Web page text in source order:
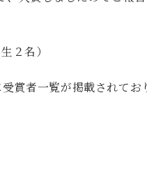
２名）
賞者一覧が掲載されてお